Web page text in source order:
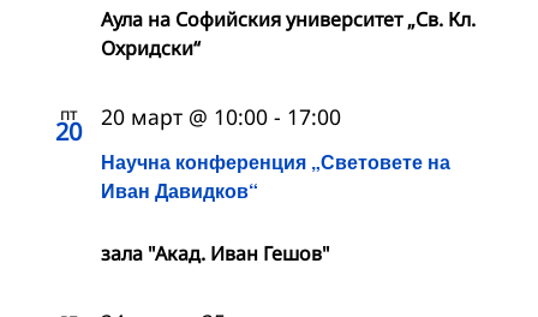
Аула на Софийския университет „Св. Кл.
Охридски“
пт
20
Научна конференция „Световете на
Иван Давидков“
20 март @ 10:00 - 17:00
зала "Акад. Иван Гешов"